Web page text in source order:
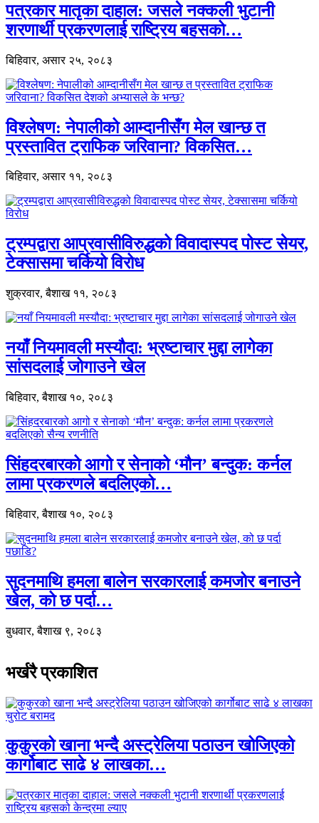
पत्रकार मातृका दाहाल: जसले नक्कली भुटानी
शरणार्थी प्रकरणलाई राष्ट्रिय बहसको…
बिहिवार, असार २५, २०८३
विश्लेषण: नेपालीको आम्दानीसँग मेल खान्छ त
प्रस्तावित ट्राफिक जरिवाना? विकसित…
बिहिवार, असार ११, २०८३
ट्रम्पद्वारा आप्रवासीविरुद्धको विवादास्पद पोस्ट सेयर,
टेक्सासमा चर्कियो विरोध
शुक्रवार, बैशाख ११, २०८३
नयाँ नियमावली मस्यौदा: भ्रष्टाचार मुद्दा लागेका
सांसदलाई जोगाउने खेल
बिहिवार, बैशाख १०, २०८३
सिंहदरबारको आगो र सेनाको ‘मौन’ बन्दुक: कर्नल
लामा प्रकरणले बदलिएको…
बिहिवार, बैशाख १०, २०८३
सुदनमाथि हमला बालेन सरकारलाई कमजोर बनाउने
खेल, को छ पर्दा…
बुधवार, बैशाख ९, २०८३
भर्खरै प्रकाशित
कुकुरको खाना भन्दै अस्ट्रेलिया पठाउन खोजिएको
कार्गोबाट साढे ४ लाखका…